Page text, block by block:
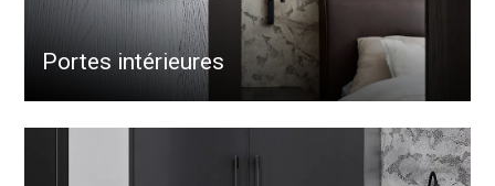
Portes intérieures